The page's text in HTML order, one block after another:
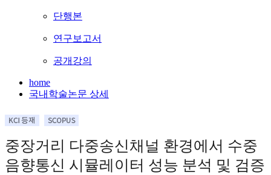
단행본
연구보고서
공개강의
home
국내학술논문 상세
중장거리 다중송신채널 환경에서 수중
음향통신 시뮬레이터 성능 분석 및 검증